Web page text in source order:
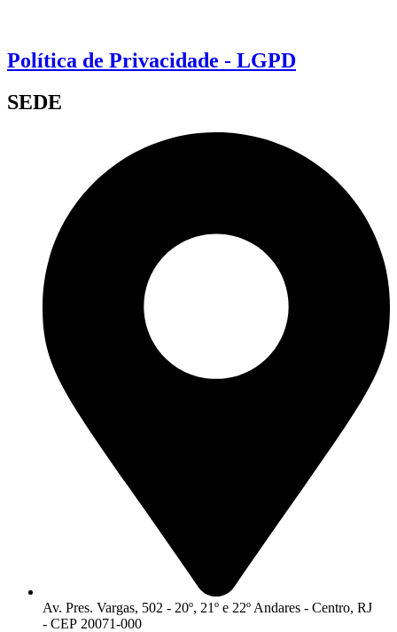
Política de Privacidade - LGPD
SEDE
Av. Pres. Vargas, 502 - 20º, 21º e 22º Andares - Centro, RJ
- CEP 20071-000